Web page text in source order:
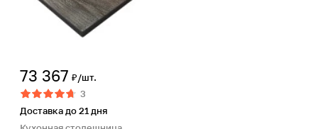
73 367 ₽/шт.
3
Доставка до 21 дня